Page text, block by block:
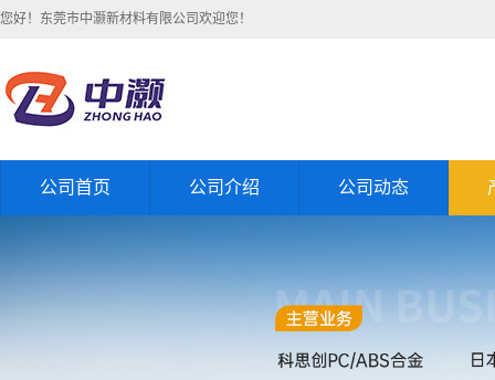
您好！东莞市中灏新材料有限公司欢迎您！
公司首页 公司介绍 公司动态